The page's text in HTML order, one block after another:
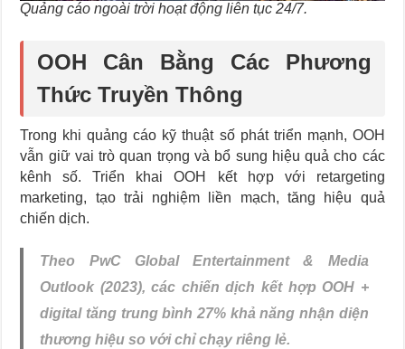
Quảng cáo ngoài trời hoạt động liên tục 24/7.
OOH Cân Bằng Các Phương
Thức Truyền Thông
Trong khi quảng cáo kỹ thuật số phát triển mạnh, OOH
vẫn giữ vai trò quan trọng và bổ sung hiệu quả cho các
kênh số. Triển khai OOH kết hợp với retargeting
marketing, tạo trải nghiệm liền mạch, tăng hiệu quả
chiến dịch.
Theo PwC Global Entertainment & Media
Outlook (2023), các chiến dịch kết hợp OOH +
digital tăng trung bình 27% khả năng nhận diện
thương hiệu so với chỉ chạy riêng lẻ.